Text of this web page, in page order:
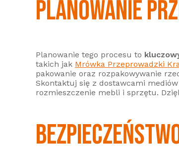
PLANOWANIE
Planowanie tego procesu to
takich jak Mrówka Przeprowadzki
pakowanie oraz rozpakowywanie
Skontaktuj się z dostawcami
rozmieszczenie mebli i sprzętu.